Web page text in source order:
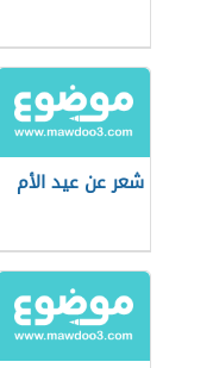
شعر عن عيد الأم